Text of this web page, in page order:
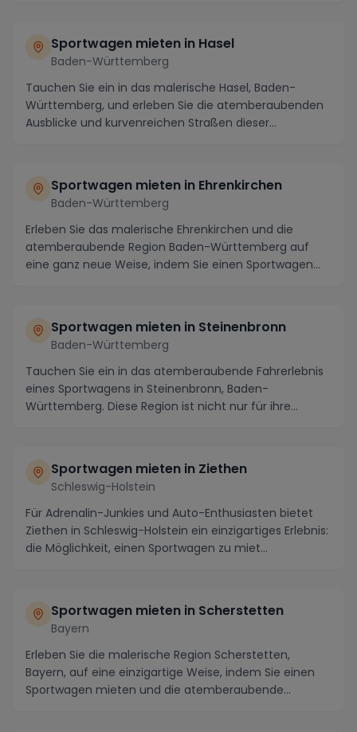
Sportwagen mieten in Hasel
Baden-Württemberg
Tauchen Sie ein in das malerische Hasel, Baden-
Württemberg, und erleben Sie die atemberaubenden
Ausblicke und kurvenreichen Straßen dieser
Sportwagen mieten in Ehrenkirchen
Baden-Württemberg
Erleben Sie das malerische Ehrenkirchen und die
atemberaubende Region Baden-Württemberg auf
eine ganz neue Weise, indem Sie einen Sportwagen
Sportwagen mieten in Steinenbronn
Baden-Württemberg
Tauchen Sie ein in das atemberaubende Fahrerlebnis
eines Sportwagens in Steinenbronn, Baden-
Württemberg. Diese Region ist nicht nur für ihre
Sportwagen mieten in Ziethen
Schleswig-Holstein
Für Adrenalin-Junkies und Auto-Enthusiasten bietet
Ziethen in Schleswig-Holstein ein einzigartiges Erlebnis:
die Möglichkeit, einen Sportwagen zu miet...
Sportwagen mieten in Scherstetten
Bayern
Erleben Sie die malerische Region Scherstetten,
Bayern, auf eine einzigartige Weise, indem Sie einen
Sportwagen mieten und die atemberaubende